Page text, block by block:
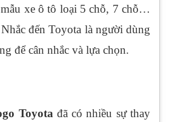
xe ô tô loại 5 chỗ, 7 chỗ…
đến Toyota là người dùng
để cân nhắc và lựa chọn.
Toyota đã có nhiều sự thay